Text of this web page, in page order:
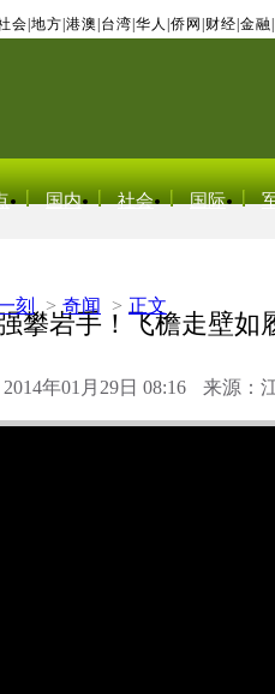
会 地方 港澳 台湾 华人 侨网 财经 金融
国内 社会 国际
刻 > 奇闻 > 正文
攀岩手！飞檐走壁如
年01月29日 08:16 来源：